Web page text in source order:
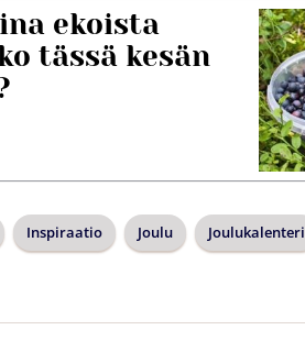
ekoista
tässä kesän
Inspiraatio Joulu Joulukalenteri